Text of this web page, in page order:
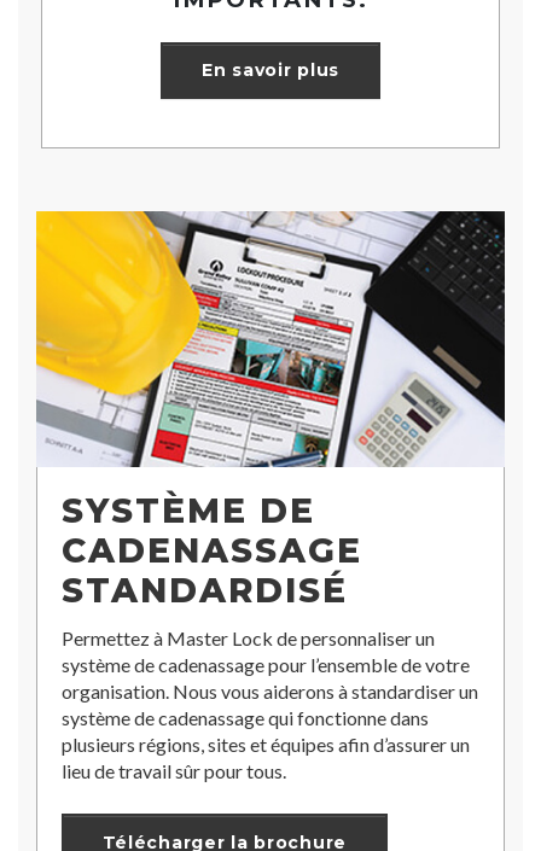
En savoir plus
SYSTÈME DE
CADENASSAGE
STANDARDISÉ
Permettez à Master Lock de personnaliser un
système de cadenassage pour l’ensemble de votre
organisation. Nous vous aiderons à standardiser un
système de cadenassage qui fonctionne dans
plusieurs régions, sites et équipes afin d’assurer un
lieu de travail sûr pour tous.
Télécharger la brochure